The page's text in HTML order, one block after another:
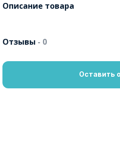
Описание товара
Отзывы - 0
Оставить